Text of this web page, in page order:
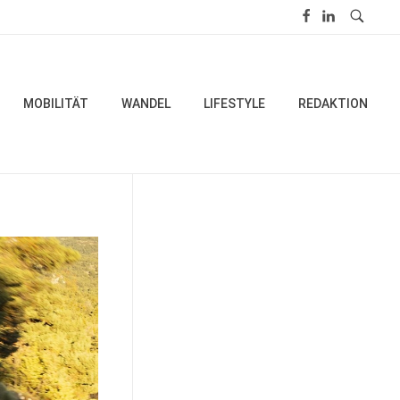
MOBILITÄT WANDEL LIFESTYLE REDAKTION